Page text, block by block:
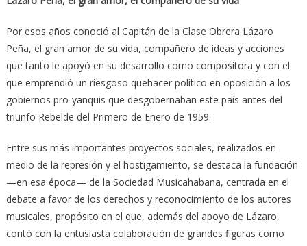
Por esos años conoció al Capitán de la Clase Obrera Lázaro
Peña, el gran amor de su vida, compañero de ideas y acciones
que tanto le apoyó en su desarrollo como compositora y con el
que emprendió un riesgoso quehacer político en oposición a los
gobiernos pro-yanquis que desgobernaban este país antes del
triunfo Rebelde del Primero de Enero de 1959.
Entre sus más importantes proyectos sociales, realizados en
medio de la represión y el hostigamiento, se destaca la fundación
—en esa época— de la Sociedad Musicahabana, centrada en el
debate a favor de los derechos y reconocimiento de los autores
musicales, propósito en el que, además del apoyo de Lázaro,
contó con la entusiasta colaboración de grandes figuras como